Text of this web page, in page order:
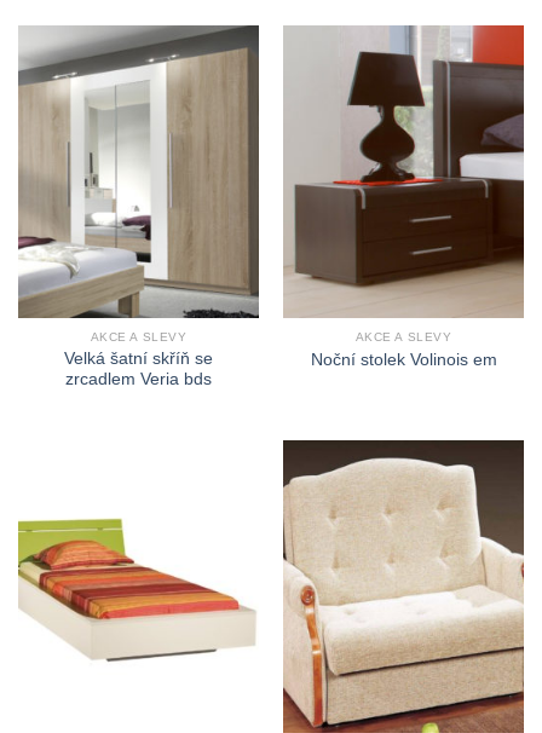
AKCE A SLEVY
Velká šatní skříň se
zrcadlem Veria bds
AKCE A SLEVY
Noční stolek Volinois em